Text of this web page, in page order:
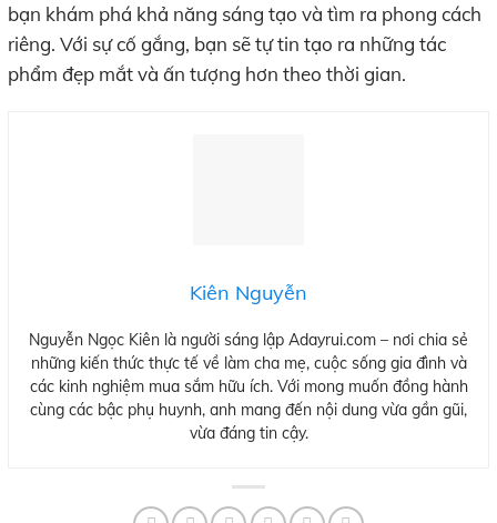
bạn khám phá khả năng sáng tạo và tìm ra phong cách
riêng. Với sự cố gắng, bạn sẽ tự tin tạo ra những tác
phẩm đẹp mắt và ấn tượng hơn theo thời gian.
Kiên Nguyễn
Nguyễn Ngọc Kiên là người sáng lập Adayrui.com – nơi chia sẻ
những kiến thức thực tế về làm cha mẹ, cuộc sống gia đình và
các kinh nghiệm mua sắm hữu ích. Với mong muốn đồng hành
cùng các bậc phụ huynh, anh mang đến nội dung vừa gần gũi,
vừa đáng tin cậy.